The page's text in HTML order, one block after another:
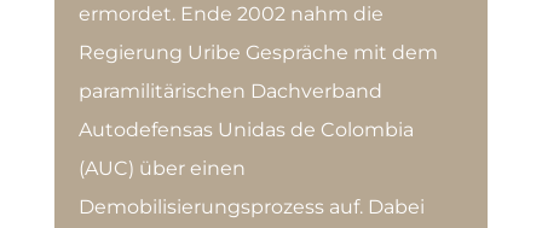
ermordet. Ende 2002 nahm die
Regierung Uribe Gespräche mit dem
paramilitärischen Dachverband
Autodefensas Unidas de Colombia
(AUC) über einen
Demobilisierungsprozess auf. Dabei